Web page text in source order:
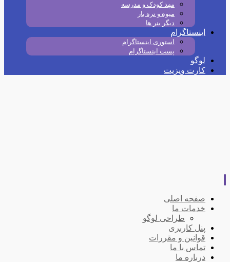
مهد کودک و مدرسه
میوه و تره بار
دیگر بنر ها
اینستاگرام
استوری اینستاگرام
پست اینستاگرام
لوگو
کارت ویزیت
صفحه اصلی
خدمات ما
طراحی لوگو
پنل کاربری
قوانین و مقررات
تماس با ما
درباره ما